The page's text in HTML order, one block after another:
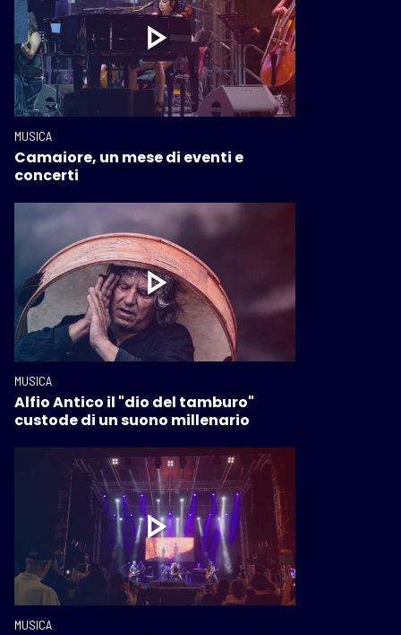
MUSICA
Camaiore, un mese di eventi e
concerti
MUSICA
Alfio Antico il "dio del tamburo"
custode di un suono millenario
MUSICA